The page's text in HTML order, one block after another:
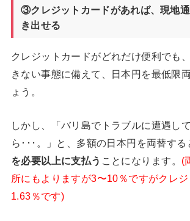
③クレジットカードがあれば、現地
き出せる
クレジットカードがどれだけ便利でも
きない事態に備えて、日本円を最低限
ょう。
しかし、「バリ島でトラブルに遭遇し
ら･･･。」と、多額の日本円を両替する
を必要以上に支払う ことになります。 (
所にもよりますが3〜10％ですがクレ
1.63％です)